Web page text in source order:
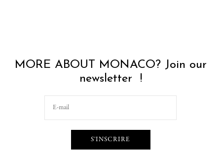
MORE ABOUT MONACO? Join our
newsletter !